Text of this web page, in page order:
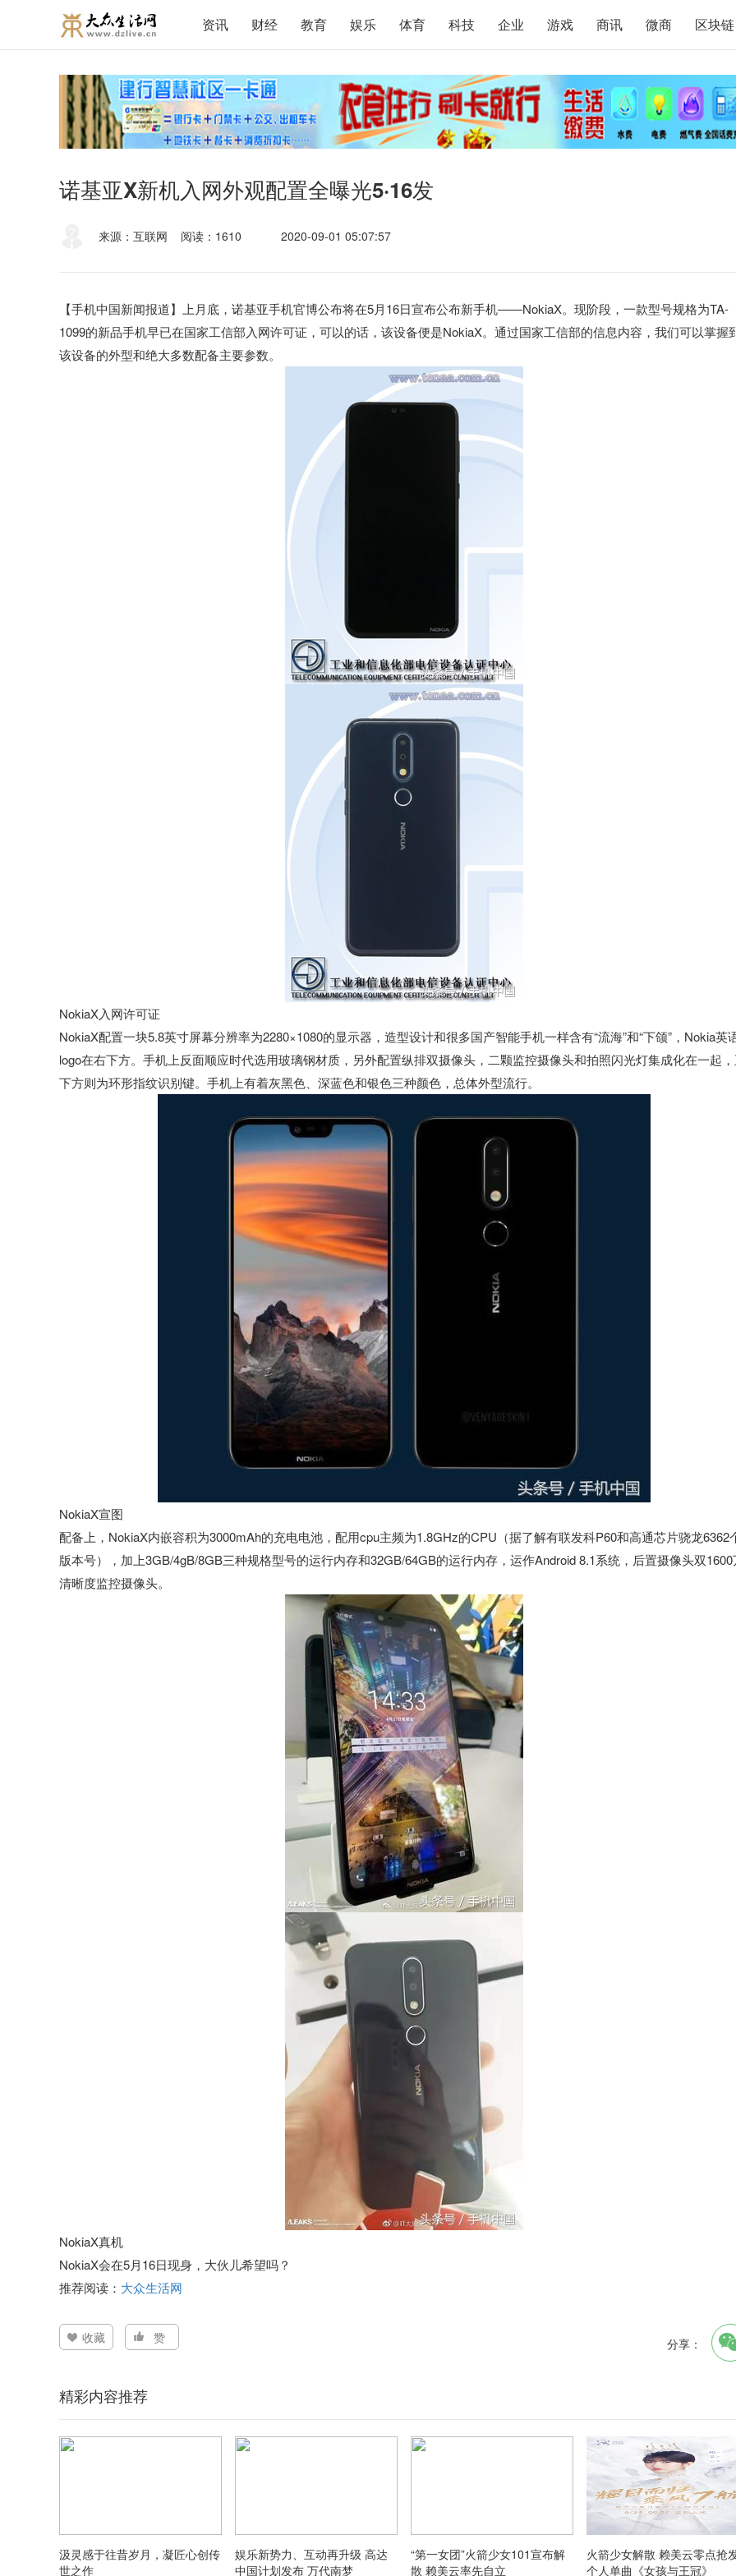
资讯 财经 教育 娱乐 体育 科技 企业 游戏 商讯 微商 区块链
诺基亚X新机入网外观配置全曝光5·16发
来源：互联网 阅读：1610 2020-09-01 05:07:57
【手机中国新闻报道】上月底，诺基亚手机官博公布将在5月16日宣布公布新手机——NokiaX。现阶段，一款型号规格为TA-
1099的新品手机早已在国家工信部入网许可证，可以的话，该设备便是NokiaX。通过国家工信部的信息内容，我们可以掌握
该设备的外型和绝大多数配备主要参数。
NokiaX入网许可证
NokiaX配置一块5.8英寸屏幕分辨率为2280×1080的显示器，造型设计和很多国产智能手机一样含有“流海”和“下颌”，Nokia英
logo在右下方。手机上反面顺应时代选用玻璃钢材质，另外配置纵排双摄像头，二颗监控摄像头和拍照闪光灯集成化在一起
下方则为环形指纹识别键。手机上有着灰黑色、深蓝色和银色三种颜色，总体外型流行。
NokiaX宣图
配备上，NokiaX内嵌容积为3000mAh的充电电池，配用cpu主频为1.8GHz的CPU（据了解有联发科P60和高通芯片骁龙6362
版本号），加上3GB/4gB/8GB三种规格型号的运行内存和32GB/64GB的运行内存，运作Android 8.1系统，后置摄像头双1600
清晰度监控摄像头。
NokiaX真机
NokiaX会在5月16日现身，大伙儿希望吗？
推荐阅读： 大众生活网
收藏 赞 分享：
精彩内容推荐
汲灵感于往昔岁月，凝匠心创传
世之作
娱乐新势力、互动再升级 高达
中国计划发布 万代南梦
“第一女团”火箭少女101宣布解
散 赖美云率先自立
火箭少女解散 赖美云零点抢
个人单曲《女孩与王冠》